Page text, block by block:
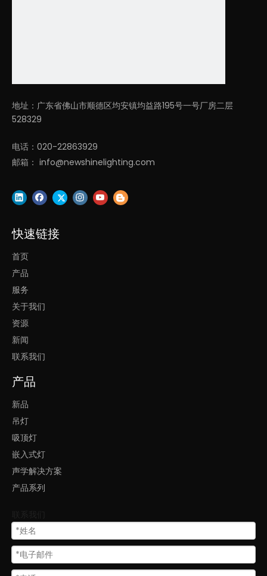
地址：广东省佛山市顺德区均安镇均益路195号一号厂房二层
528329
电话：020-22863929
邮箱： info@newshinelighting.com
快速链接
首页
产品
服务
关于我们
资源
新闻
联系我们
产品
新品
吊灯
吸顶灯
嵌入式灯
声学解决方案
产品系列